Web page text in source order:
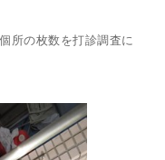
所の枚数を打診調査に